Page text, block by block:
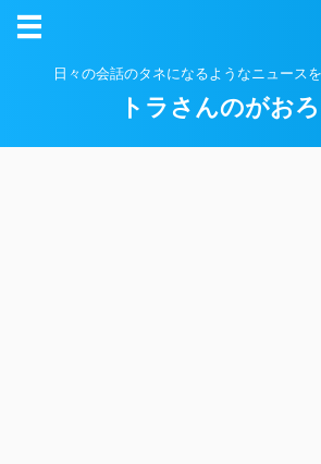
日々の会話のタネになるようなニュース
トラさんのがおろ